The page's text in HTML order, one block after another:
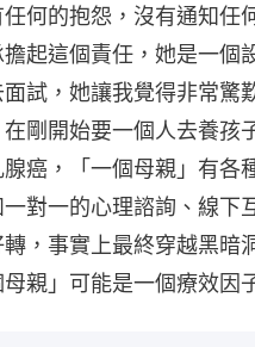
何的抱怨，沒有通知任
起這個責任，她是一個
試，她讓我覺得非常驚
剛開始要一個人去養孩
腺癌，「一個母親」有各
對一的心理諮詢、線下
，事實上最終穿越黑暗
親」可能是一個療效因